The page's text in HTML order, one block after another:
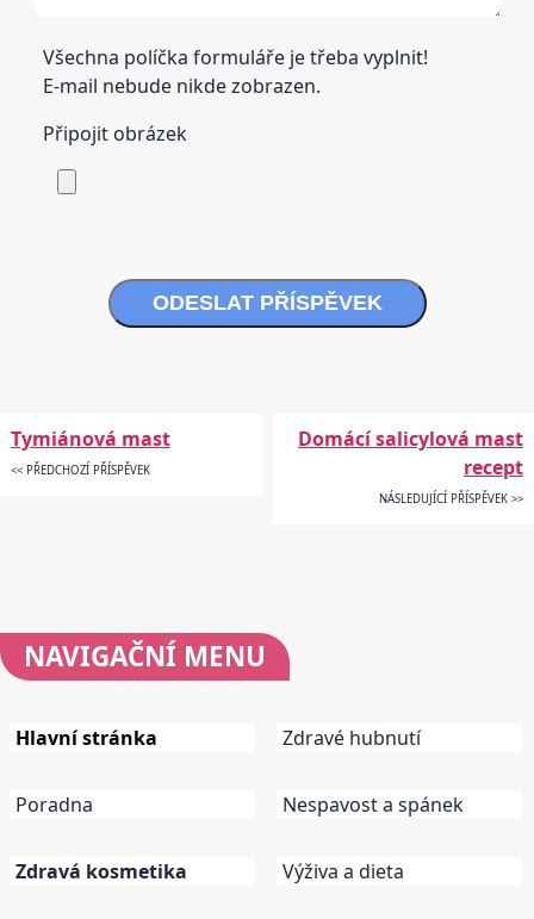
Všechna políčka formuláře je třeba vyplnit!
E-mail nebude nikde zobrazen.
Připojit obrázek
ODESLAT PŘÍSPĚVEK
Tymiánová mast
<< PŘEDCHOZÍ PŘÍSPĚVEK
Domácí salicylová mast
recept
NÁSLEDUJÍCÍ PŘÍSPĚVEK >>
NAVIGAČNÍ MENU
Hlavní stránka
Poradna
Zdravá kosmetika
Zdravé hubnutí
Nespavost a spánek
Výživa a dieta